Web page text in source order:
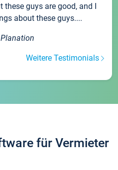
these guys are good, and I
about these guys....
Weitere Testimonials
für Vermieter